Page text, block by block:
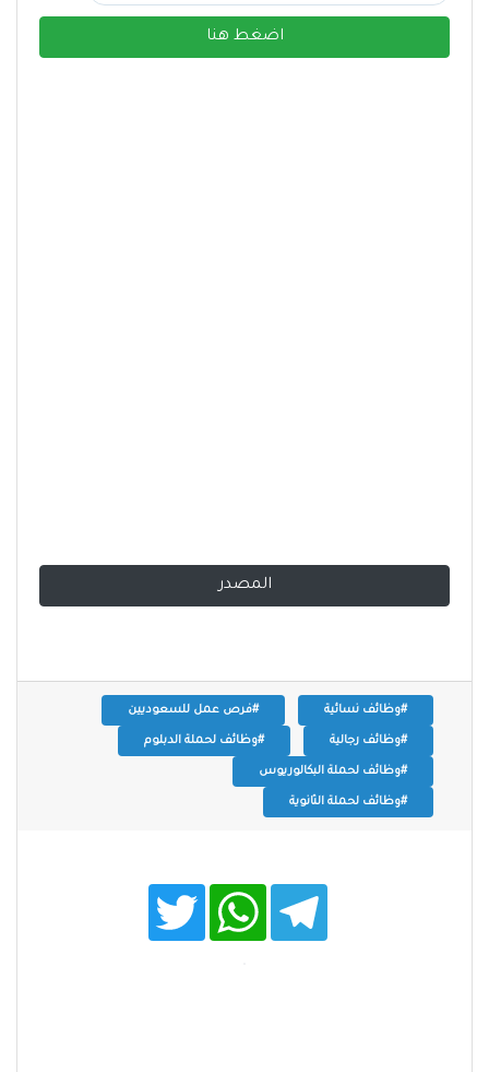
اضغط هنا
المصدر
#وظائف نسائية #فرص عمل للسعوديين
#وظائف رجالية #وظائف لحملة الدبلوم
#وظائف لحملة البكالوريوس
#وظائف لحملة الثانوية
T
w
t
W
h
t
T
e